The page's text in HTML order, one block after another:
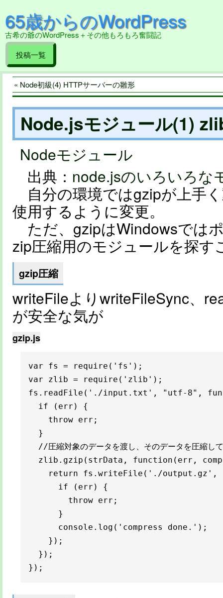
65歳からのWordPress
古希の爺のWordPress＋その他もろもろ奮闘記
投稿一覧
« Node初級(4) HTTPサーバーの雛形
Node.jsモジュール(1)
Nodeモジュール
出典： node.jsのいろいろな
自分の環境ではgzipが上手
使用するように変更。
ただ、gzipはWindowsでは
zip圧縮用のモジュールを探す
gzip圧縮
writeFileよりwriteFileSync、
が安全な気が
gzip.js
var fs = require('fs');
var zlib = require('zlib');
fs.readFile('./input.txt', "utf-8",
  if (err) {
    throw err;
  }
//圧縮対象のデータを渡し、そのデータを圧縮し
zlib.gzip(strData, function(err,
return fs.writeFile('./output.gz',
      if (err) {
        throw err;
      }
      console.log('compress done.');
    });
  });
});